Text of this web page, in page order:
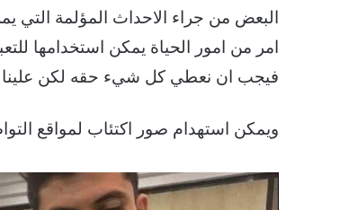
البعض من جراء الاحداث المؤلمة
امر من امور الحياة يمكن استخدامها
فيجب ان نعطي كل شيء حقه لكن علينا
ويمكن استهدام صور اكتئاب لمواقع